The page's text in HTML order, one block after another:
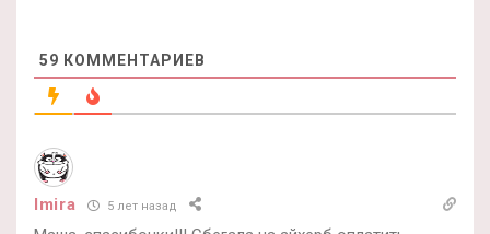
59 КОММЕНТАРИЕВ
Imira 5 лет назад